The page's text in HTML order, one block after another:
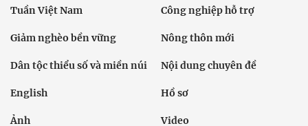
Tuần Việt Nam Công nghiệp hỗ trợ
Giảm nghèo bền vững Nông thôn mới
Dân tộc thiểu số và miền núi Nội dung chuyên đề
English Hồ sơ
Ảnh Video